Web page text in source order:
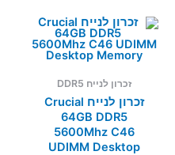
זכרון לנייח DDR5
זכרון לנייח Crucial
64GB DDR5
5600Mhz C46
UDIMM Desktop